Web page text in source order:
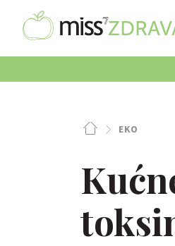
EKO